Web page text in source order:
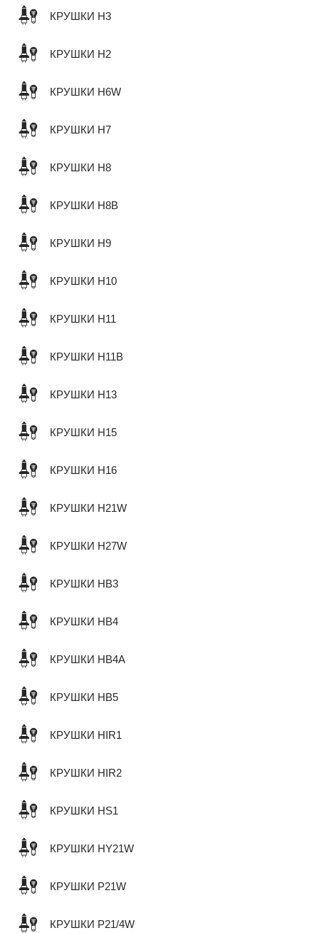
КРУШКИ H3
КРУШКИ H2
КРУШКИ H6W
КРУШКИ H7
КРУШКИ H8
КРУШКИ H8B
КРУШКИ H9
КРУШКИ H10
КРУШКИ H11
КРУШКИ H11B
КРУШКИ H13
КРУШКИ H15
КРУШКИ H16
КРУШКИ H21W
КРУШКИ H27W
КРУШКИ HB3
КРУШКИ HB4
КРУШКИ HB4A
КРУШКИ HB5
КРУШКИ HIR1
КРУШКИ HIR2
КРУШКИ HS1
КРУШКИ HY21W
КРУШКИ P21W
КРУШКИ P21/4W